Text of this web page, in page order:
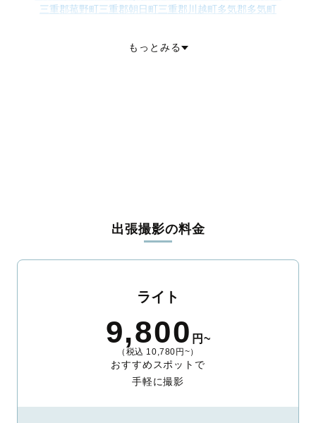
三重郡菰野町三重郡朝日町三重郡川越町多気郡多気町
南牟婁郡紀宝町
もっとみる
出張撮影の料金
ライト
9,800 円~
（税込 10,780円~）
おすすめスポットで
手軽に撮影